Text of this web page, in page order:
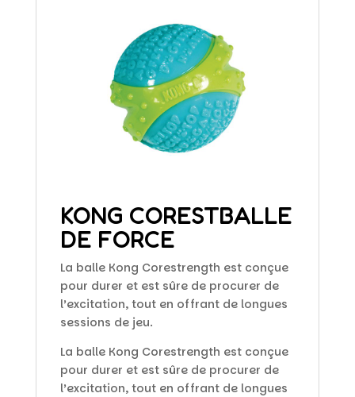
KONG CORESTBALLE
DE FORCE
La balle Kong Corestrength est conçue
pour durer et est sûre de procurer de
l’excitation, tout en offrant de longues
sessions de jeu.
La balle Kong Corestrength est conçue
pour durer et est sûre de procurer de
l’excitation, tout en offrant de longues